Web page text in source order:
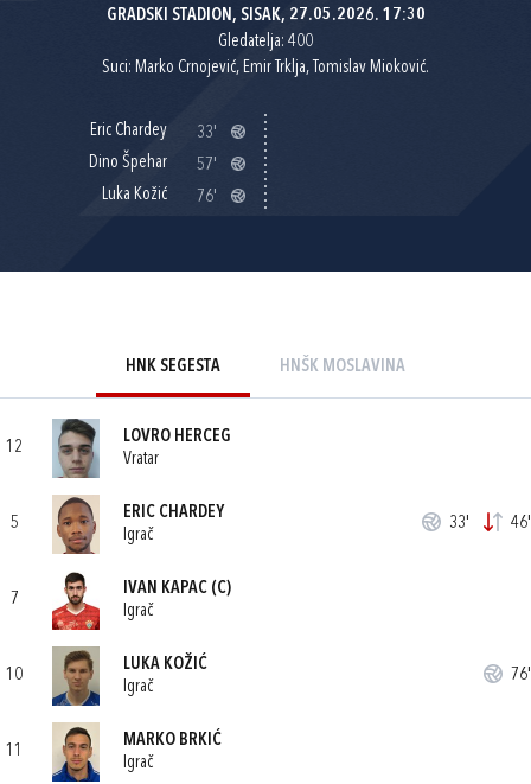
GRADSKI STADION, SISAK, 27.05.2026. 17:30
Gledatelja: 400
Suci: Marko Crnojević, Emir Trklja, Tomislav Mioković.
Eric Chardey
33'
Dino Špehar
57'
Luka Kožić
76'
HNK SEGESTA HNŠK MOSLAVINA
12
LOVRO HERCEG
Vratar
5
ERIC CHARDEY
Igrač
33' 46'
7
IVAN KAPAC (C)
Igrač
10
LUKA KOŽIĆ
Igrač
76'
11
MARKO BRKIĆ
Igrač